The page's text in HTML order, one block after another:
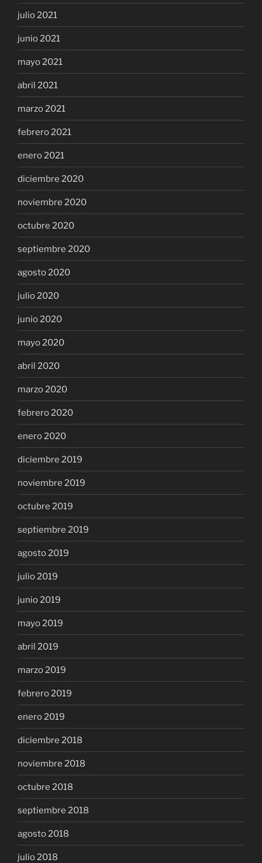
julio 2021
junio 2021
mayo 2021
abril 2021
marzo 2021
febrero 2021
enero 2021
diciembre 2020
noviembre 2020
octubre 2020
septiembre 2020
agosto 2020
julio 2020
junio 2020
mayo 2020
abril 2020
marzo 2020
febrero 2020
enero 2020
diciembre 2019
noviembre 2019
octubre 2019
septiembre 2019
agosto 2019
julio 2019
junio 2019
mayo 2019
abril 2019
marzo 2019
febrero 2019
enero 2019
diciembre 2018
noviembre 2018
octubre 2018
septiembre 2018
agosto 2018
julio 2018